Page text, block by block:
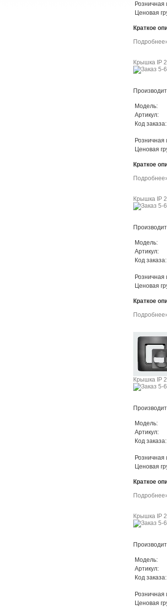
Розничная
Ценовая
Краткое
Крышка IP
Модель:
Артикул:
Код заказа:
Розничная
Ценовая
Краткое
Крышка IP
Модель:
Артикул:
Код заказа:
Розничная
Ценовая
Краткое
Крышка IP
Модель:
Артикул:
Код заказа:
Розничная
Ценовая
Краткое
Крышка IP
Модель:
Артикул:
Код заказа:
Розничная
Ценовая